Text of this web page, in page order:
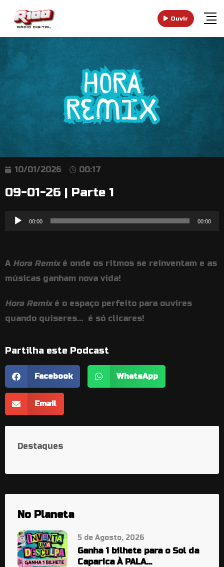
Ouvir
10/01/2026 00:17
09-01-26 | Parte 1
Reprodutor
00:00 00:00
A Hora Remixé onde os ritmos se reinventam e as
músicas ganham nova vida!
Hora Remixé o espaço perfeito para ouvires
quando quiseres… é só clicares!
Partilha este Podcast
Facebook WhatsApp
Email
Destaques
No Planeta
5 de Agosto, 2026
Ganha 1 bilhete para o Sol da
Caparica À PALA…